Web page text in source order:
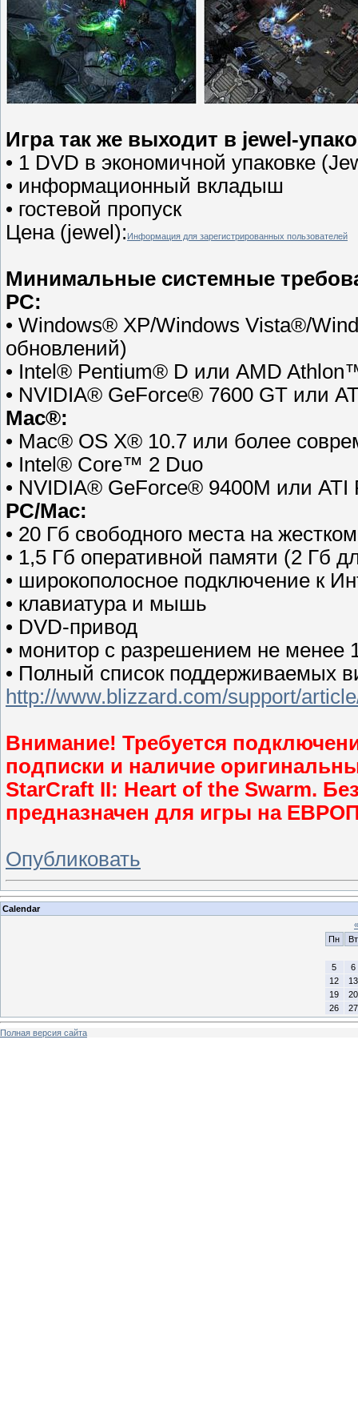
Игра так же выходит в jewel-
• 1 DVD в экономичной упаковке
• информационный вкладыш
• гостевой пропуск
Цена (jewel): Информация для зарегистрированных пользователей
Минимальные системные
PC:
• Windows® XP/Windows Vista®/
обновлений)
• Intel® Pentium® D или AMD
• NVIDIA® GeForce® 7600 GT или
Mac®:
• Mac® OS X® 10.7 или более
• Intel® Core™ 2 Duo
• NVIDIA® GeForce® 9400M или
PC/Mac:
• 20 Гб свободного места на
• 1,5 Гб оперативной памяти (2 Гб
• широкополосное подключение к
• клавиатура и мышь
• DVD-привод
• монитор с разрешением не менее
• Полный список поддерживаемых
http://www.blizzard.com/support/
Внимание! Требуется
подписки и наличие
StarCraft II: Heart of the Swarm.
предназначен для игры на
Опубликовать
Calendar
«
Пн
Вт
5
6
12
13
19
20
26
27
Полная версия сайта